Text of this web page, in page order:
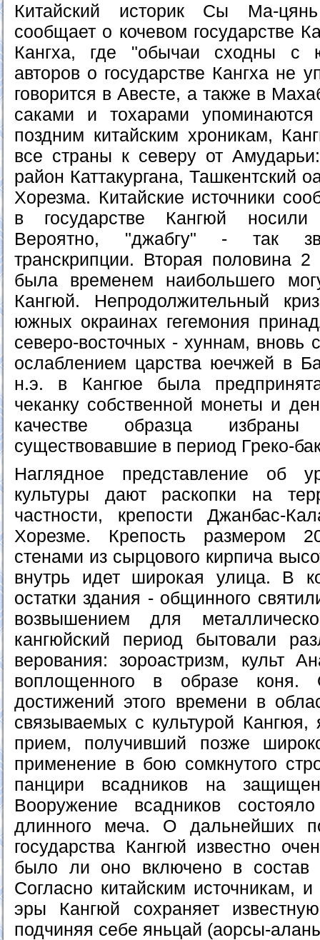
Китайский историк Сы Ма-
сообщает о кочевом государстве
Кангха, где "обычаи сходны с
авторов о государстве Кангха не
говорится в Авесте, а также в
саками и тохарами
поздним китайским хроникам,
все страны к северу от
район Каттакургана, Ташкентский
Хорезма. Китайские источники
в государстве Кангюй носили
Вероятно, "джабгу" - так
транскрипции. Вторая половина
была временем наибольшего
Кангюй. Непродолжительный
южных окраинах гегемония
северо-восточных - хуннам, вновь
ослаблением царства юечжей в
н.э. в Кангюе была
чеканку собственной монеты и
качестве образца
существовавшие в период Греко-
Наглядное представление об
культуры дают раскопки на
частности, крепости Джанбас-
Хорезме. Крепость размером
стенами из сырцового кирпича
внутрь идет широкая улица. В
остатки здания - общинного
возвышением для
кангюйский период бытовали
верования: зороастризм, культ
воплощенного в образе
достижений этого времени в
связываемых с культурой Кангюя,
прием, получивший позже
применение в бою сомкнутого
панцири всадников на
Вооружение всадников
длинного меча. О дальнейших
государства Кангюй известно
было ли оно включено в состав
Согласно китайским источникам,
эры Кангюй сохраняет известную
подчиняя себе яньцай (аорсы-